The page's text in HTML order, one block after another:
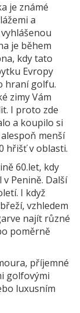
je známé
a
je během
kdy tato
Evropy
hraní golfu.
zimy Vám
I proto zde
a koupilo si
menší
hřišť v oblasti.
60.let, kdy
Penině. Další
I když
vzhledem
najít různé
poměrně
příjemné
golfovými
luxusním